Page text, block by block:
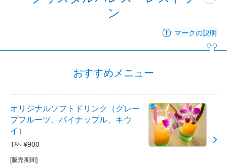
ン
マークの説明
おすすめメニュー
オリジナルソフトドリンク（グレー
プフルーツ、パイナップル、キウ
イ）
1杯 ¥900
[販売期間]